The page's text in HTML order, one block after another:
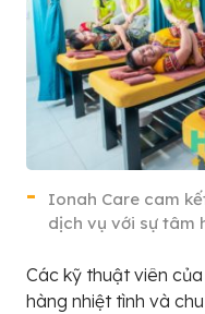
Ionah Care cam
dịch vụ với sự tâm
Các kỹ thuật viên
hàng nhiệt tình và